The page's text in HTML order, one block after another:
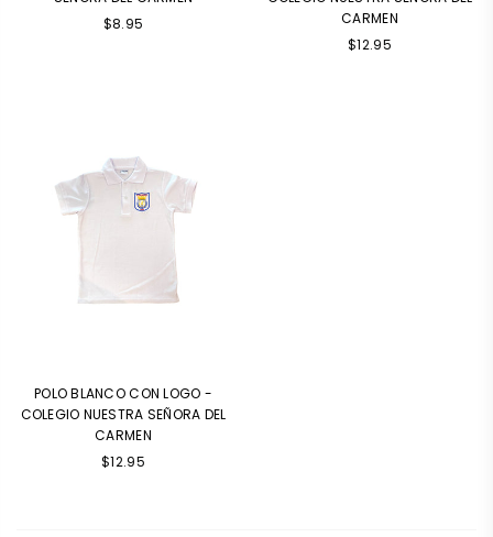
Precio
$8.95
CARMEN
Precio
$12.95
POLO BLANCO CON LOGO -
COLEGIO NUESTRA SEÑORA DEL
CARMEN
$12.95